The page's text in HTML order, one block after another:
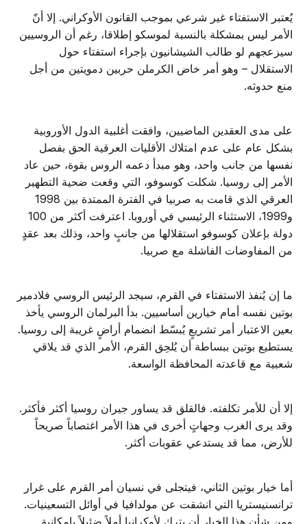
يُعتبر الاستفتاء غير شرعي بموجب القانون الأوكراني. إلا أنّ
الأمر ليس بمشكلة بالنسبة لموسكو إطلاقا، رغم أن الروسيين
سيزعجهم لو طالب الشيشانيون بإجراء استفتاء حول
الاستقلال – وهو أمر خاض الكرملن حربين دمويتين من أجل
منع حدوثه.
على مدى العقدين الماضيين، وافقت أغلبية الدول الأوروبية
بشكل عام على عدم امتلاك الأقليات العرقية الحق بفصل
نفسها من جانب واحد، وهو مبدأ دعمه الروس بقوة، حين عاد
الأمر إلى روسيا. شكلت كوسوفو، التي وقعت ضحية التطهير
العرقي الذي قامت به صربيا في الفترة الممتدة بين 1998
و1999، الاستثناء الرئيسي في أوروبا. اعترفت أكثر من 100
دولة بإعلان كوسوفو استقلالها من جانبٍ واحد، وذلك بعد عقدٍ
من المفاوضات الفاشلة مع صربيا.
ما إن يُنفذ الاستفتاء في القرم، سيجد الرئيس الروسي فلادمير
بوتين نفسه أمام خيارين أساسيين. بدأ البرلمان الروسي يأخذ
بعين الاعتبار أمر تشريعٍ يُبسّط انضمام أراضٍ غريبة إلى روسيا.
يستطيع بوتين ببساطة أن يُلحِق القرم، الأمر الذي قد يلاقي
شعبية مع قاعدته المحافظة الواسعة.
إلا أن للأمر تكلفته. فالقلق قد يساور جيران روسيا أكثر فأكثر.
وقد يرى الغرب وجهاتٍ أخرى في هذا الأمر اغتصاباً صريحاً
للأرض، مما قد يستدعي عقوبات أكثر.
أما خيار بوتين الثاني، فيتجلى في نسيان أمر القرم على غرار
ترانسنيستريا التي انشقت عن مولدافيا في أوائل التسعينيات.